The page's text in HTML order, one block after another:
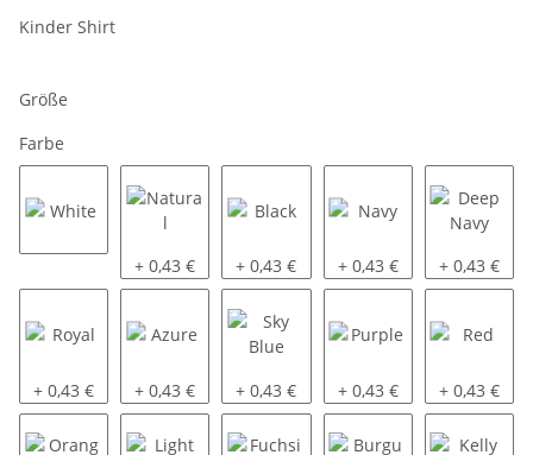
Kinder Shirt
Größe
Farbe
Natural
+ 0,43 € Black
+ 0,43 € Navy
+ 0,43 € Deep Navy
+ 0,43 €
Royal
+ 0,43 € Azure
+ 0,43 € Sky Blue
+ 0,43 € Purple
+ 0,43 € Red
+ 0,43 €